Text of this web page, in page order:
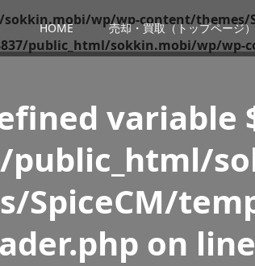
HOME 売却・買取（トップページ）
wp/wp-content/themes/
public_html/sokkin.mobi/wp/wp-
variable
public_html/
SpiceCM/
on line